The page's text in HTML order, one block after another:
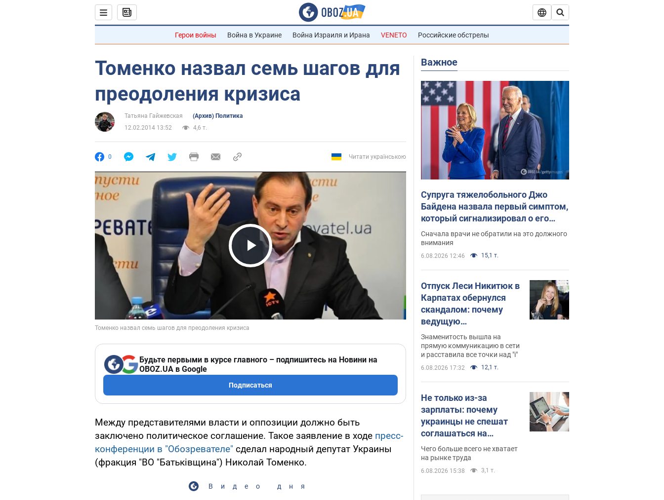
Герои войны Война в Украине Война Израиля и Ирана VENETO Российские обстрелы
Томенко назвал семь шагов для
преодоления кризиса
Татьяна Гайжевская
(Архив) Политика
12.02.2014 13:52
4,6 т.
0 Читати українською
Play Video
Будьте первыми в курсе главного – подпишитесь на Новини на
OBOZ.UA в Google
Подписаться
Между представителями власти и оппозиции должно быть
заключено политическое соглашение. Такое заявление в ходе пресс-
конференции в "Обозревателе" сделал народный депутат Украины
(фракция "ВО "Батьківщина") Николай Томенко.
Видео дня
Важное
Супруга тяжелобольного Джо
Байдена назвала первый симптом,
который сигнализировал о его
"агрессивном" раке
Сначала врачи не обратили на это должного
внимания
6.08.2026 12:46 15,1 т.
Отпуск Леси Никитюк в
Карпатах обернулся
скандалом: почему
ведущую
несправедливо
захейтили
Знаменитость вышла на
прямую коммуникацию в сети
и расставила все точки над "i"
6.08.2026 17:32 12,1 т.
Не только из-за
зарплаты: почему
украинцы не спешат
соглашаться на
вакансии
Чего больше всего не хватает
на рынке труда
6.08.2026 15:38 3,1 т.